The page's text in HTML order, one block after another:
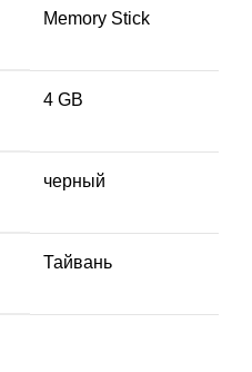
Memory Stick
4 GB
черный
Тайвань